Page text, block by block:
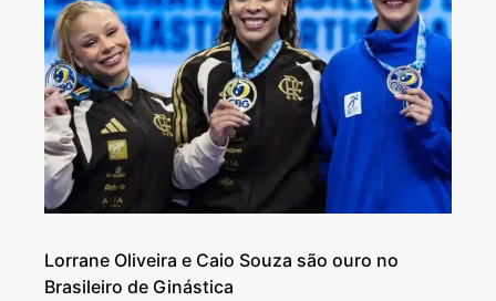
Lorrane Oliveira e Caio Souza são ouro no
Brasileiro de Ginástica